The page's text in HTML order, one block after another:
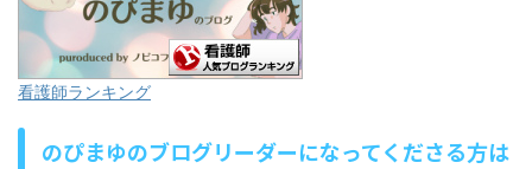
看護師ランキング
のぴまゆのブログリーダーになってくださる方は